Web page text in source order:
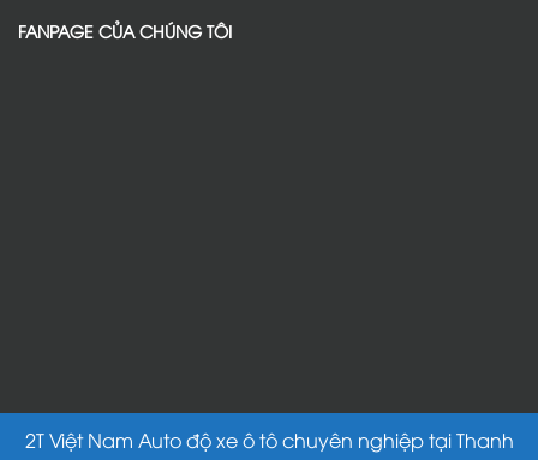
FANPAGE CỦA CHÚNG TÔI
2T Việt Nam Auto độ xe ô tô chuyên nghiệp tại Thanh